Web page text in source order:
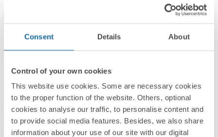
Consent Details About
Control of your own cookies
This website use cookies. Some are necessary cookies
to the proper function of the website. Others, optional
cookies to analyse our traffic, to personalise content and
to provide social media features. Besides, we also share
information about your use of our site with our digital
metro y se suministra en lotes de 4 unidades (8 metros en total).
Productos relacionados
TKA101212/8